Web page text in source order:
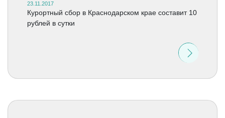
23.11.2017
Курортный сбор в Краснодарском крае составит 10
рублей в сутки